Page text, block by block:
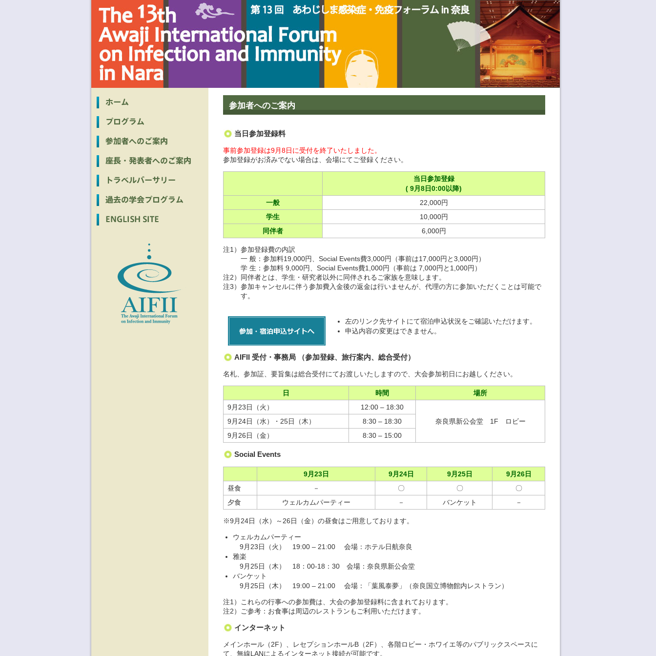
参加者へのご案内
当日参加登録料
事前参加登録は9月8日に受付を終了いたしました。
参加登録がお済みでない場合は、会場にてご登録ください。
当日参加登録
( 9月8日0:00以降)
一般
22,000円
学生
10,000円
同伴者
6,000円
注1） 参加登録費の内訳
一 般：参加料19,000円、Social Events費3,000円（事前は17,000円と3,000円）
学 生：参加料 9,000円、Social Events費1,000円（事前は 7,000円と1,000円）
注2） 同伴者とは、学生・研究者以外に同伴されるご家族を意味します。
注3） 参加キャンセルに伴う参加費入金後の返金は行いませんが、代理の方に参加いただくことは可能で
す。
左のリンク先サイトにて宿泊申込状況をご確認いただけます。
申込内容の変更はできません。
AIFII 受付・事務局 （参加登録、旅行案内、総合受付）
名札、参加証、要旨集は総合受付にてお渡しいたしますので、大会参加初日にお越しください。
日 時間
場所
9月23日（火）
12:00 – 18:30
奈良県新公会堂 1F ロビー
9月24日（水）・25日（木）
8:30 – 18:30
9月26日（金）
8:30 – 15:00
Social Events
9月23日 9月24日 9月25日
9月26日
昼食
－ 〇 〇
〇
夕食
ウェルカムパーティー － バンケット －
※9月24日（水）～26日（金）の昼食はご用意しております。
ウェルカムパーティー
9月23日（火） 19:00 – 21:00 会場：ホテル日航奈良
雅楽
9月25日（木） 18：00-18：30 会場：奈良県新公会堂
バンケット
9月25日（木） 19:00 – 21:00 会場：「葉風泰夢」（奈良国立博物館内レストラン）
注1） これらの行事への参加費は、大会の参加登録料に含まれております。
注2） ご参考：お食事は周辺のレストランもご利用いただけます。
インターネット
メインホール（2F）、レセプションホールB（2F）、各階ロビー・ホワイエ等のパブリックスペースに
て、無線LANによるインターネット接続が可能です。